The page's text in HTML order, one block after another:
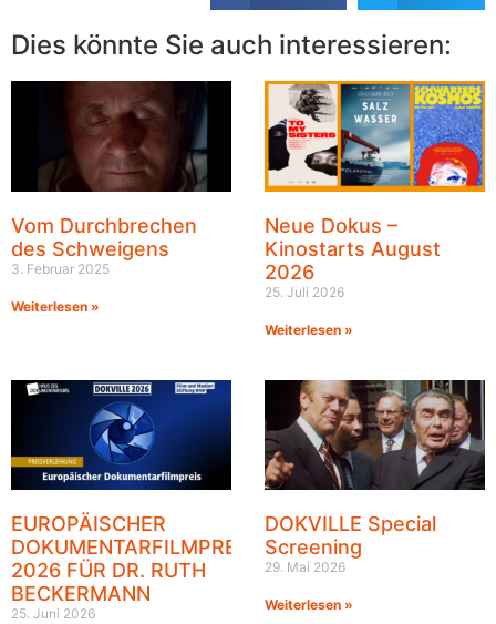
Dies könnte Sie auch interessieren:
Vom Durchbrechen
des Schweigens
3. Februar 2025
Weiterlesen »
Neue Dokus –
Kinostarts August
2026
25. Juli 2026
Weiterlesen »
EUROPÄISCHER
DOKUMENTARFILMPREIS
2026 FÜR DR. RUTH
BECKERMANN
25. Juni 2026
DOKVILLE Special
Screening
29. Mai 2026
Weiterlesen »